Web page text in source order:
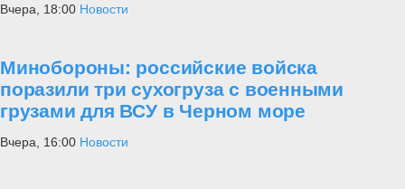
Вчера, 18:00 Новости
Минобороны: российские войска
поразили три сухогруза с военными
грузами для ВСУ в Черном море
Вчера, 16:00 Новости